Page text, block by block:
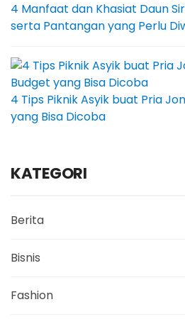
4 Manfaat dan Khasiat Daun
serta Pantangan yang Perlu
4 Tips Piknik Asyik buat Pria
yang Bisa Dicoba
KATEGORI
Berita
Bisnis
Fashion